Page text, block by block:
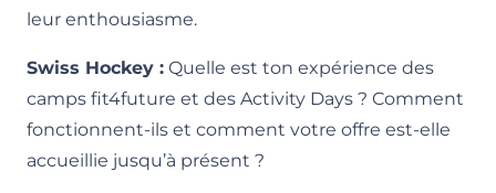
leur enthousiasme.
Swiss Hockey : Quelle est ton expérience des
camps fit4future et des Activity Days ? Comment
fonctionnent-ils et comment votre offre est-elle
accueillie jusqu’à présent ?